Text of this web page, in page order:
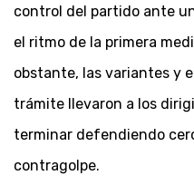
control del partido ante
el ritmo de la primera
obstante, las variantes y
trámite llevaron a los
terminar defendiendo
contragolpe.